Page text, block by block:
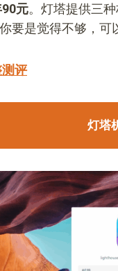
元。灯塔提供三
要是觉得不够，
评
灯塔